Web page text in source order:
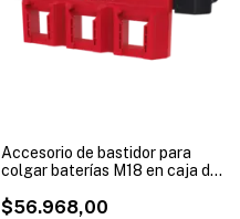
Accesorio de bastidor para
colgar baterías M18 en caja de
4822-8603
$56.968,00